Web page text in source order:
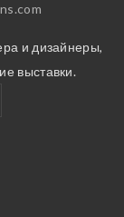
и дизайнеры,
выставки.